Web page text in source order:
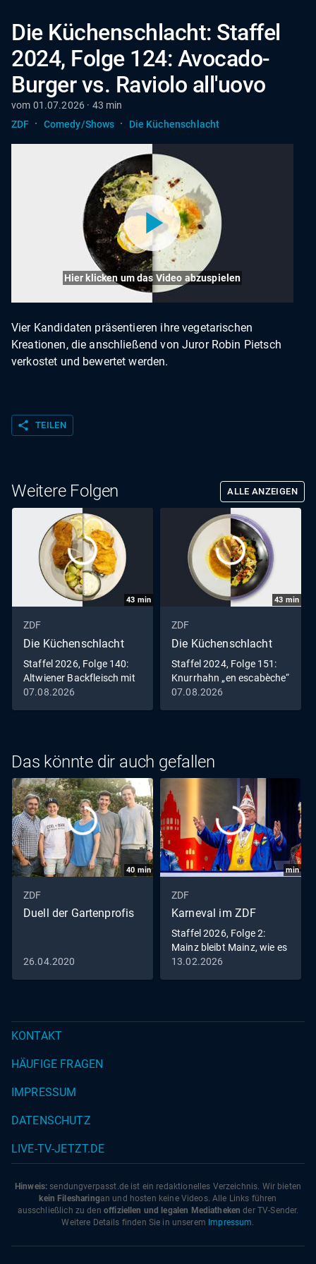
Die Küchenschlacht: Staffel
2024, Folge 124: Avocado-
Burger vs. Raviolo all'uovo
vom 01.07.2026 · 43 min
ZDF · Comedy/Shows · Die Küchenschlacht
Hier klicken um das Video abzuspielen
Vier Kandidaten präsentieren ihre vegetarischen
Kreationen, die anschließend von Juror Robin Pietsch
verkostet und bewertet werden.
share TEILEN
Weitere Folgen ALLE ANZEIGEN
43 min
ZDF
Die Küchenschlacht
Staffel 2026, Folge 140:
Altwiener Backfleisch mit
Remouladensauce
07.08.2026
43 min
ZDF
Die Küchenschlacht
Staffel 2024, Folge 151:
Knurrhahn „en escabèche“
mit zweierlei Blumenkohl
07.08.2026
Das könnte dir auch gefallen
40 min
ZDF
Duell der Gartenprofis
26.04.2020
min
ZDF
Karneval im ZDF
Staffel 2026, Folge 2:
Mainz bleibt Mainz, wie es
singt und lacht
13.02.2026
KONTAKT
HÄUFIGE FRAGEN
IMPRESSUM
DATENSCHUTZ
LIVE-TV-JETZT.DE
Hinweis: sendungverpasst.de ist ein redaktionelles Verzeichnis. Wir bieten
kein Filesharingan und hosten keine Videos. Alle Links führen
ausschließlich zu den offiziellen und legalen Mediatheken der TV-Sender.
Weitere Details finden Sie in unserem Impressum.